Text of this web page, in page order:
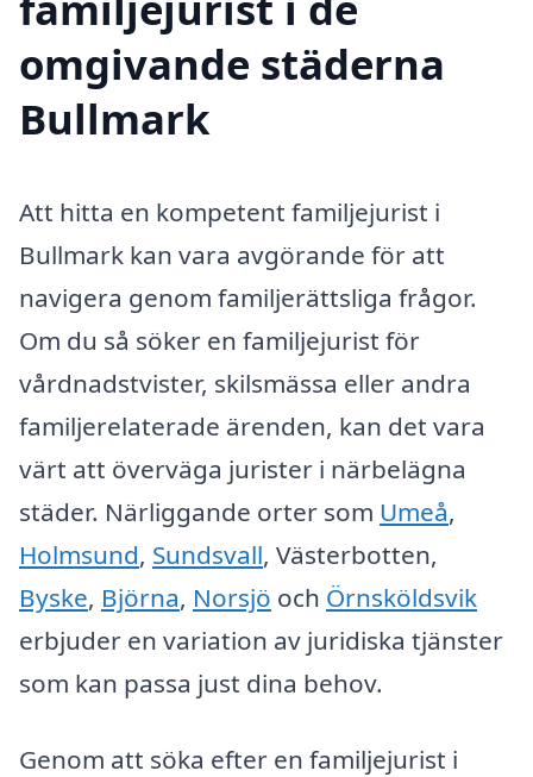
omgivande städerna
Bullmark
Att hitta en kompetent familjejurist i
Bullmark kan vara avgörande för att
navigera genom familjerättsliga frågor.
Om du så söker en familjejurist för
vårdnadstvister, skilsmässa eller andra
familjerelaterade ärenden, kan det vara
värt att överväga jurister i närbelägna
städer. Närliggande orter som Umeå,
Holmsund, Sundsvall, Västerbotten,
Byske, Björna, Norsjö och Örnsköldsvik
erbjuder en variation av juridiska tjänster
som kan passa just dina behov.
Genom att söka efter en familjejurist i